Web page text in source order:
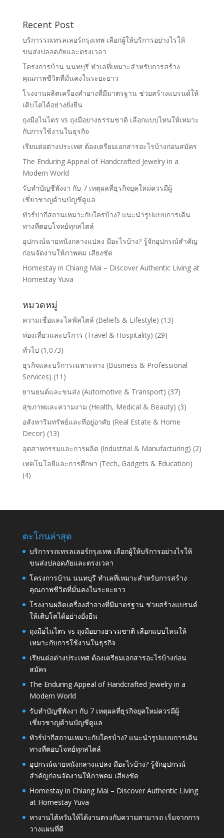
Recent Post
บริการรถเทรลเลอร์กรุงเทพ เลือกผู้ให้บริการอย่างไรให้
ขนส่งปลอดภัยและตรงเวลา
โครงการบ้าน นนทบุรี ทำเลที่เหมาะสำหรับการสร้าง
คุณภาพชีวิตที่มั่นคงในระยะยาว
โรงงานผลิตเครื่องสำอางที่มีมาตรฐาน ช่วยสร้างแบรนด์ให้
เติบโตได้อย่างยั่งยืน
ถุงมือไนไตร vs ถุงมือยางธรรมชาติ เลือกแบบไหนให้เหมาะ
กับการใช้งานในธุรกิจ
เรียนต่อต่างประเทศ ต้องเตรียมเอกสารอะไรบ้างก่อนสมัคร
The Enduring Appeal of Handcrafted Jewelry in a
Modern World
รับทำบัญชีพังงา กับ 7 เหตุผลที่ธุรกิจยุคใหม่ควรมีผู้
เชี่ยวชาญด้านบัญชีดูแล
ทัวร์ปากีสถานเหมาะกับใครบ้าง? แนะนำรูปแบบการเดิน
ทางที่ตอบโจทย์ทุกสไตล์
อุปกรณ์ฉายหนังกลางแปลง มีอะไรบ้าง? รู้จักอุปกรณ์สำคัญ
ก่อนจัดงานให้ภาพคม เสียงชัด
Homestay in Chiang Mai – Discover Authentic Living at
Homestay Yuva
หมวดหมู่
ความเชื่อและไลฟ์สไตล์ (Beliefs & Lifestyle) (13)
ท่องเที่ยวและบริการ (Travel & Hospitality) (29)
ทั่วไป (1,073)
ธุรกิจและบริการเฉพาะทาง (Business & Professional
Services) (11)
ยานยนต์และขนส่ง (Automotive & Transport) (37)
สุขภาพและความงาม (Health, Medical & Beauty) (3)
อสังหาริมทรัพย์และที่อยู่อาศัย (Real Estate & Home
Decor) (13)
อุตสาหกรรมและการผลิต (Industrial & Manufacturing) (2)
เทคโนโลยีและการศึกษา (Tech, Gadgets & Education)
(4)
ตะโกนล่าสุด
บริการรถเทรลเลอร์กรุงเทพ เลือกผู้ให้บริการอย่างไรให้
ขนส่งปลอดภัยและตรงเวลา
โครงการบ้าน นนทบุรี ทำเลที่เหมาะสำหรับการสร้าง
คุณภาพชีวิตที่มั่นคงในระยะยาว
โรงงานผลิตเครื่องสำอางที่มีมาตรฐาน ช่วยสร้างแบรนด์
ให้เติบโตได้อย่างยั่งยืน
ถุงมือไนไตร vs ถุงมือยางธรรมชาติ เลือกแบบไหนให้
เหมาะกับการใช้งานในธุรกิจ
เรียนต่อต่างประเทศ ต้องเตรียมเอกสารอะไรบ้างก่อน
สมัคร
The Enduring Appeal of Handcrafted Jewelry in a
Modern World
รับทำบัญชีพังงา กับ 7 เหตุผลที่ธุรกิจยุคใหม่ควรมีผู้
เชี่ยวชาญด้านบัญชีดูแล
ทัวร์ปากีสถานเหมาะกับใครบ้าง? แนะนำรูปแบบการเดิน
ทางที่ตอบโจทย์ทุกสไตล์
อุปกรณ์ฉายหนังกลางแปลง มีอะไรบ้าง? รู้จักอุปกรณ์
สำคัญก่อนจัดงานให้ภาพคม เสียงชัด
Homestay in Chiang Mai – Discover Authentic Living
at Homestay Yuva
หางานไต้หวันให้ได้งานตรงกับความสามารถ เริ่มจากการ
วางแผนที่ดี